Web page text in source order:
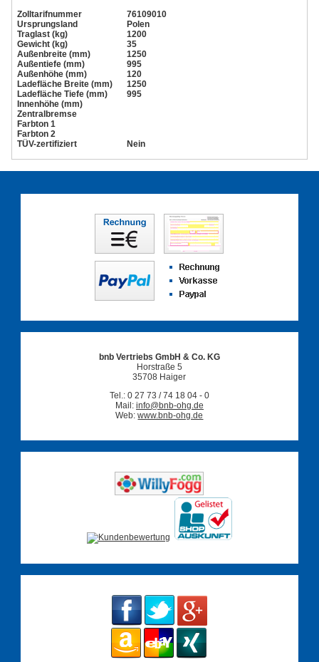
Zolltarifnummer
76109010
Ursprungsland
Polen
Traglast (kg)
1200
Gewicht (kg)
35
Außenbreite (mm)
1250
Außentiefe (mm)
995
Außenhöhe (mm)
120
Ladefläche Breite (mm)
1250
Ladefläche Tiefe (mm)
995
Innenhöhe (mm)
Zentralbremse
Farbton 1
Farbton 2
TÜV-zertifiziert
Nein
bnb Vertriebs GmbH & Co. KG
Horstraße 5
35708 Haiger
Tel.: 0 27 73 / 74 18 04 - 0
Mail: info@bnb-ohg.de
Web:www.bnb-ohg.de